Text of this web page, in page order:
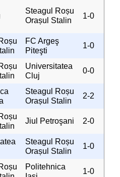
Steagul Roșu
Orașul Stalin
1-0
FC Argeş
Piteşti
1-0
Universitatea
Cluj
0-0
Steagul Roșu
Orașul Stalin
2-2
Jiul Petroşani 2-0
Steagul Roșu
Orașul Stalin
1-0
Politehnica
1-0